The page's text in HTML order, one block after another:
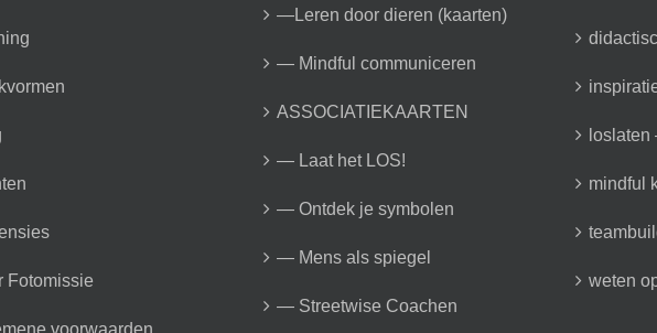
Fotomissie
voorwaarden
—Leren door dieren (kaarten)
— Mindful communiceren
ASSOCIATIEKAARTEN
— Laat het LOS!
— Ontdek je symbolen
— Mens als spiegel
— Streetwise Coachen
loslaten
mindful
weten